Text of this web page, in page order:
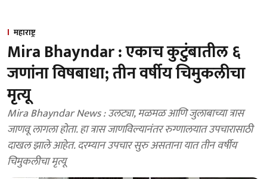
महाराष्ट्र
Mira Bhayndar : एकाच कुटुंबातील ६
जणांना विषबाधा; तीन वर्षीय चिमुकलीचा
मृत्यू
Mira Bhayndar News : उलट्या, मळमळ आणि जुलाबाच्या त्रास
जाणवू लागला होता. हा त्रास जाणविल्यानंतर रुग्णालयात उपचारासाठी
दाखल झाले आहेत. दरम्यान उपचार सुरु असताना यात तीन वर्षीय
चिमुकलीचा मृत्यू